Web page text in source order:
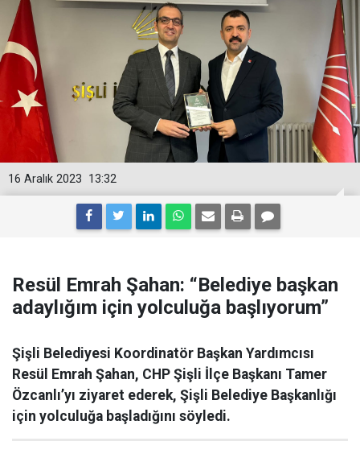
13:32
16 Aralık 2023
Resül Emrah Şahan: “Belediye başkan
adaylığım için yolculuğa başlıyorum”
Şişli Belediyesi Koordinatör Başkan Yardımcısı
Resül Emrah Şahan, CHP Şişli İlçe Başkanı Tamer
Özcanlı’yı ziyaret ederek, Şişli Belediye Başkanlığı
için yolculuğa başladığını söyledi.